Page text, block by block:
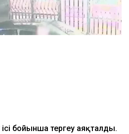
ісі бойынша тергеу аяқталды.